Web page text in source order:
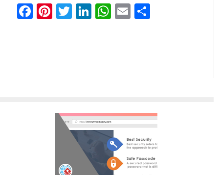
Facebook
Pinterest
Twitter
LinkedIn
WhatsApp
Email